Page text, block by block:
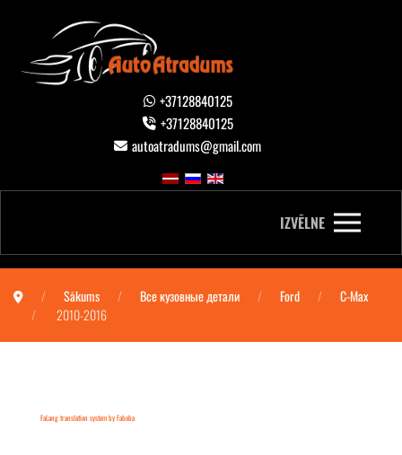
+37128840125
+37128840125
autoatradums@gmail.com
IZVĒLNE
Sākums Все кузовные детали Ford
C-Max
2010-2016
FaLang translation system by Faboba